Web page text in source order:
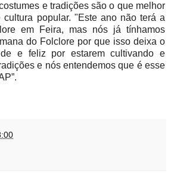
e tradições são o que melhor
cultura popular. "Este ano não terá a
em Feira, mas nós já tínhamos
do Folclore por que isso deixa o
e feliz por estarem cultivando e
e nós entendemos que é esse